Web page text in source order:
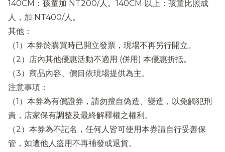
140CM：孩童加 NT200/人。140CM 以上：孩童比照成
人，加 NT400/人。
其他：
（1）本券於購買時已開立發票，現場不再另行開立。
（2）店內其他優惠活動不適用 (併用) 本優惠折抵。
（3）商品內容、價目依現場提供為主。
注意事項：
（1）本券為有價證券，請勿擅自偽造、變造，以免觸犯刑
責，店家保有調整及最終解釋權之權利。
（2）本券為不記名，任何人皆可使用本券請自行妥善保
管，如遭他人盜用不再補發或退貨。